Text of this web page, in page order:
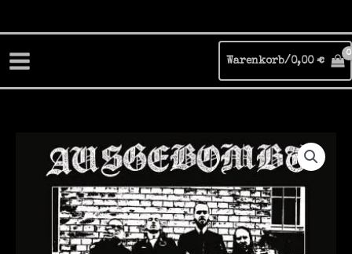
Warenkorb/0,00 €